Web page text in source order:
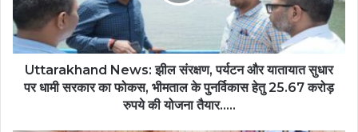
Uttarakhand News: झील संरक्षण, पर्यटन और यातायात सुधार
पर धामी सरकार का फोकस, भीमताल के पुनर्विकास हेतु 25.67 करोड़
रुपये की योजना तैयार…..